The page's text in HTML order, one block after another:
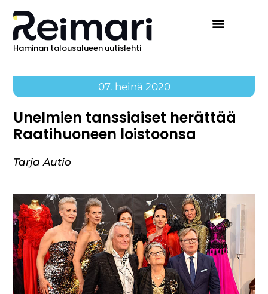
Haminan talousalueen uutislehti
07. heinä 2020
Unelmien tanssiaiset herättää
Raatihuoneen loistoonsa
Tarja Autio